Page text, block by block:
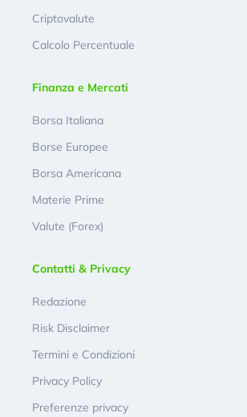
Criptovalute
Calcolo Percentuale
Finanza e Mercati
Borsa Italiana
Borse Europee
Borsa Americana
Materie Prime
Valute (Forex)
Contatti & Privacy
Redazione
Risk Disclaimer
Termini e Condizioni
Privacy Policy
Preferenze privacy